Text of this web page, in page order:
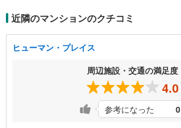
近隣のマンションのクチコミ
ヒューマン・プレイス
周辺施設・交通の満足度
4.0
参考になった 0